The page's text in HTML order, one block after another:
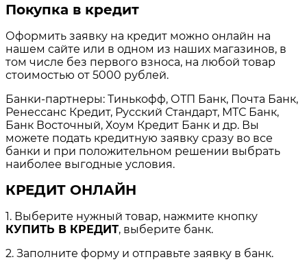
Покупка в кредит
Оформить заявку на кредит можно онлайн на
нашем сайте или в одном из наших магазинов, в
том числе без первого взноса, на любой товар
стоимостью от 5000 рублей.
Банки-партнеры: Тинькофф, ОТП Банк, Почта Банк,
Ренессанс Кредит, Русский Стандарт, МТС Банк,
Банк Восточный, Хоум Кредит Банк и др. Вы
можете подать кредитную заявку сразу во все
банки и при положительном решении выбрать
наиболее выгодные условия.
КРЕДИТ ОНЛАЙН
1. Выберите нужный товар, нажмите кнопку
КУПИТЬ В КРЕДИТ, выберите банк.
2. Заполните форму и отправьте заявку в банк.